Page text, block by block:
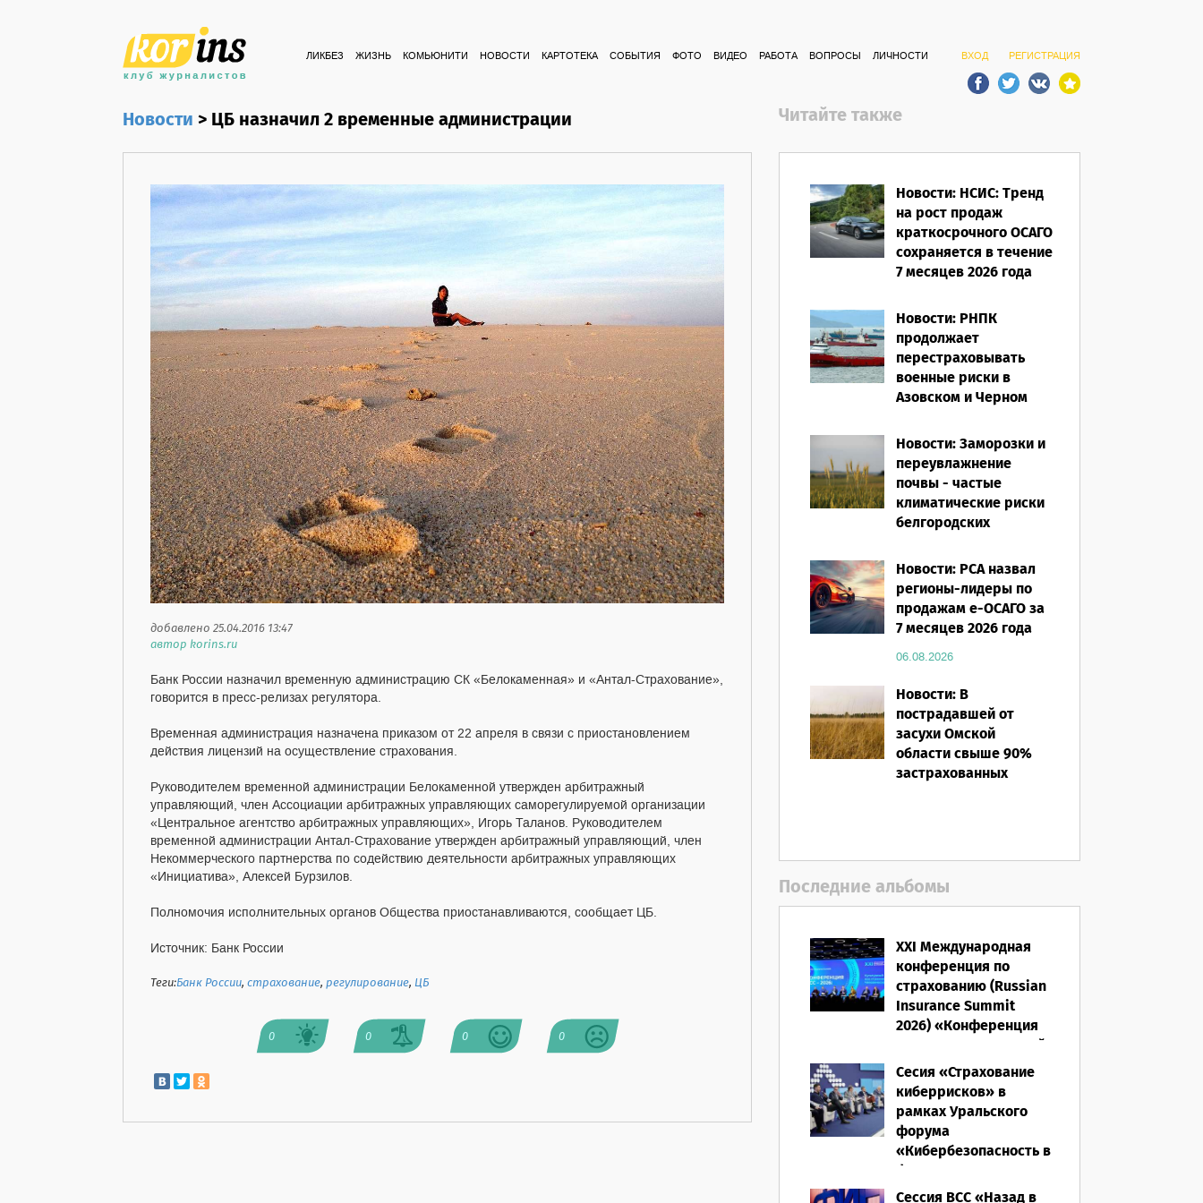
ВХОД РЕГИСТРАЦИЯ
ЛИКБЕЗ ЖИЗНЬ КОМЬЮНИТИ НОВОСТИ КАРТОТЕКА СОБЫТИЯ ФОТО ВИДЕО РАБОТА ВОПРОСЫ ЛИЧНОСТИ
Новости>ЦБ назначил 2 временные администрации
добавлено 25.04.2016 13:47
автор korins.ru
Банк России назначил временную администрацию СК «Белокаменная» и «Антал-Страхование»,
говорится в пресс-релизах регулятора.
Временная администрация назначена приказом от 22 апреля в связи с приостановлением
действия лицензий на осуществление страхования.
Руководителем временной администрации Белокаменной утвержден арбитражный
управляющий, член Ассоциации арбитражных управляющих саморегулируемой организации
«Центральное агентство арбитражных управляющих», Игорь Таланов. Руководителем
временной администрации Антал-Страхование утвержден арбитражный управляющий, член
Некоммерческого партнерства по содействию деятельности арбитражных управляющих
«Инициатива», Алексей Бурзилов.
Полномочия исполнительных органов Общества приостанавливаются, сообщает ЦБ.
Источник: Банк России
Теги:Банк России,страхование,регулирование, ЦБ
0 0 0 0
Читайте также
Новости: НСИС: Тренд
на рост продаж
краткосрочного ОСАГО
сохраняется в течение
7 месяцев 2026 года
Новости: РНПК
продолжает
перестраховывать
военные риски в
Азовском и Черном
06.08.2026
Новости: Заморозки и
переувлажнение
почвы - частые
климатические риски
белгородских
06.08.2026
Новости: РСА назвал
регионы-лидеры по
продажам е-ОСАГО за
7 месяцев 2026 года
06.08.2026
Новости: В
пострадавшей от
засухи Омской
области свыше 90%
застрахованных
Последние альбомы
XXI Международная
конференция по
страхованию (Russian
Insurance Summit
2026) «Конференция
ВСС-2026: Культурный
код страхования/
Человеческий
фактор»
28.05.2026
Сесия «Страхование
киберрисков» в
рамках Уральского
форума
«Кибербезопасность в
финансах» 2026
16.03.2026
Сессия ВСС «Назад в